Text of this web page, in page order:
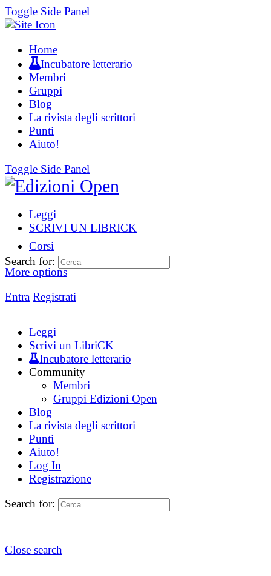
Toggle Side Panel
Home
Incubatore letterario
Membri
Gruppi
Blog
La rivista degli scrittori
Punti
Aiuto!
Toggle Side Panel
Leggi
SCRIVI UN LIBRICK
Corsi
More options
Entra Registrati
Search for:
Leggi
Scrivi un LibriCK
Incubatore letterario
Community
Membri
Gruppi Edizioni Open
Blog
La rivista degli scrittori
Punti
Aiuto!
Log In
Registrazione
Search for:
Close search